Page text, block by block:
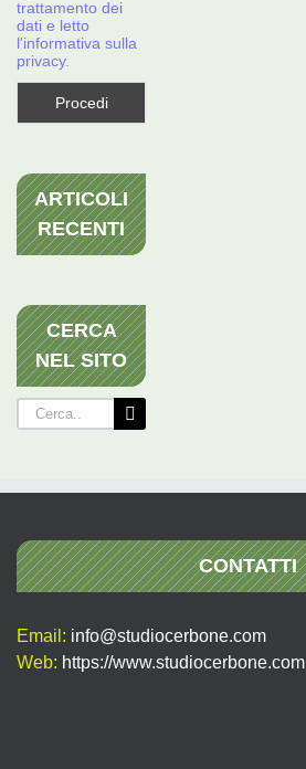
trattamento dei
dati e letto
l'informativa sulla
privacy.
ARTICOLI
RECENTI
CERCA
NEL SITO
Cerca
per:
CONTATTI
Email: info@studiocerbone.com
Web: https://www.studiocerbone.com